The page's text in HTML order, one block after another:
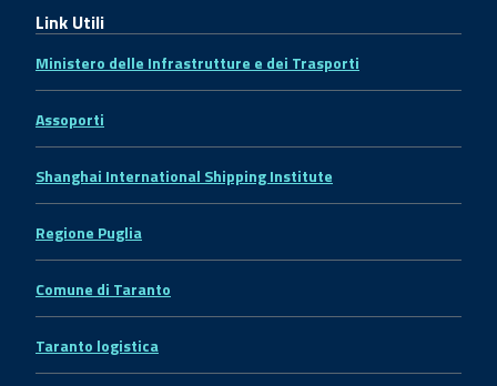
Link Utili
Ministero delle Infrastrutture e dei Trasporti
Assoporti
Shanghai International Shipping Institute
Regione Puglia
Comune di Taranto
Taranto logistica